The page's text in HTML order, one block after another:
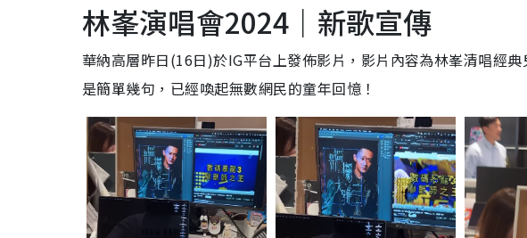
林峯演唱會2024｜新歌宣傳
華納高層昨日(16日)於IG平台上發佈影片，影片內容為林峯清唱經
是簡單幾句，已經喚起無數網民的童年回憶！